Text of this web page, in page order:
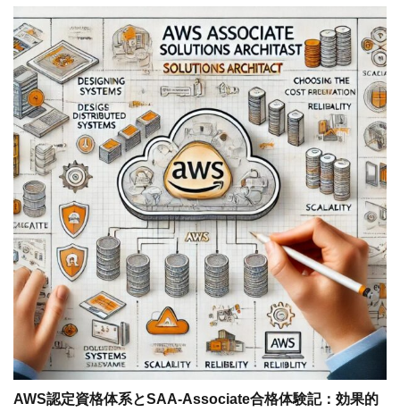
AWS認定資格体系とSAA-Associate合格体験記：効果的